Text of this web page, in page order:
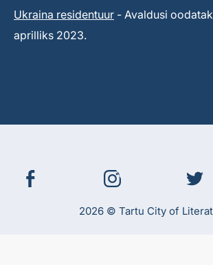
Ukraina residentuur - Avaldusi
aprilliks 2023.
2026 © Tartu City of